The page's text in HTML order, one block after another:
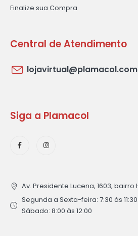
Finalize sua Compra
Central de Atendimento
Siga a Plamacol
Av. Presidente Lucena, 1603, bairro
Segunda a Sexta-feira: 7:30 às
Sábado: 8:00 às 12:00